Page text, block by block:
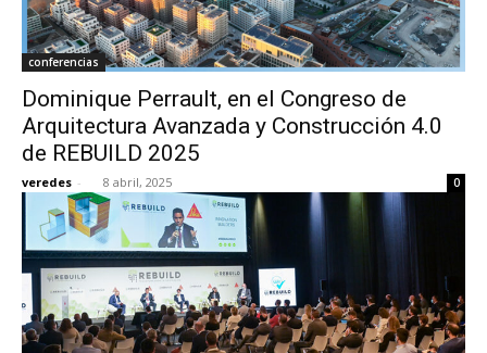
conferencias
Dominique Perrault, en el Congreso de
Arquitectura Avanzada y Construcción 4.0
de REBUILD 2025
veredes - 8 abril, 2025 0